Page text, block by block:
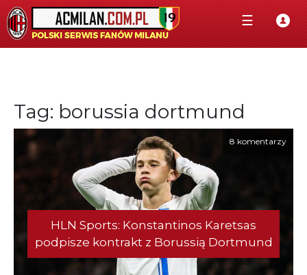
☰
Tag: borussia dortmund
8 komentarzy
HLN Sports: Konstantinos Karetsas
podpisze kontrakt z Borussią Dortmund